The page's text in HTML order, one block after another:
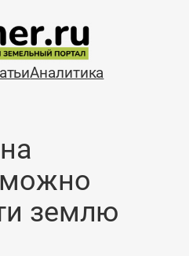
Аналитика
землю